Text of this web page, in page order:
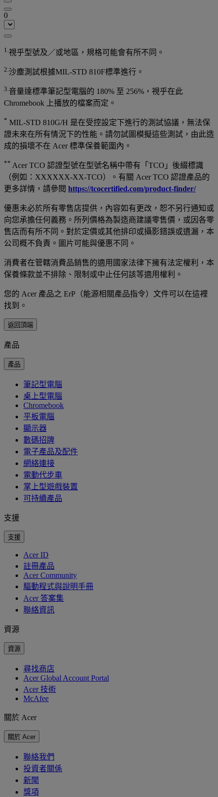
0
1. 視乎型號及／或地區，規格可能會有所不同。
2. 沙塵測試根據MIL-STD 810F標準進行。
3. 音量達標準筆記型電腦的 180% 至 256%，視乎在此
Chromebook 上播放的檔案而定。
* MIL-STD 810G/H 是在受控設定下進行的測試協議，無法保
證未來在所有情況下的性能。請勿試圖模擬這些測試，由此造
成的損壞不在 Acer 標準保養範圍內。
** Acer TCO 認證型號在型號名稱中帶有「TCO」後綴標識
（例如：XXXXXX-XX-TCO）。有關 Acer TCO 認證產品的
更多詳情，請參閱 https://tcocertified.com/product-finder/
優惠未必於所有零售店提供，內容如有更改，恕不另行通知或
向您承擔任何義務。所列價格為製造商建議零售價，或因各零
售店而有所不同。對於定價或其他排印或攝影錯誤或遺漏，本
公司概不負責。圖片可能與優惠不同。
消費者在管轄消費品銷售的適用國家法律下擁有法定權利，本
保養條款並不排除、限制或中止任何該等適用權利。
您的 Acer 產品之 ErP（能源相關產品指令）文件可以在這裡
找到。
返回頂端
產品
產品
筆記型電腦
桌上型電腦
Chromebook
平板電腦
顯示器
數碼招牌
電子產品及配件
網絡連接
電動代步車
掌上型遊戲裝置
可持續產品
支援
支援
Acer ID
註冊產品
Acer Community
驅動程式與說明手冊
Acer 答案集
聯絡資訊
資源
資源
尋找商店
Acer Global Account Portal
Acer 技術
McAfee
關於 Acer
關於 Acer
聯絡我們
投資者關係
新聞
獎項